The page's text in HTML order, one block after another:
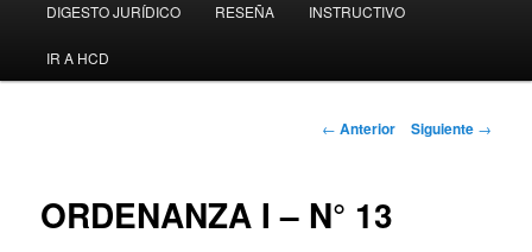
principal
DIGESTO JURÍDICO RESEÑA INSTRUCTIVO
IR A HCD
Navegación
← Anterior Siguiente →
ORDENANZA I – N° 13